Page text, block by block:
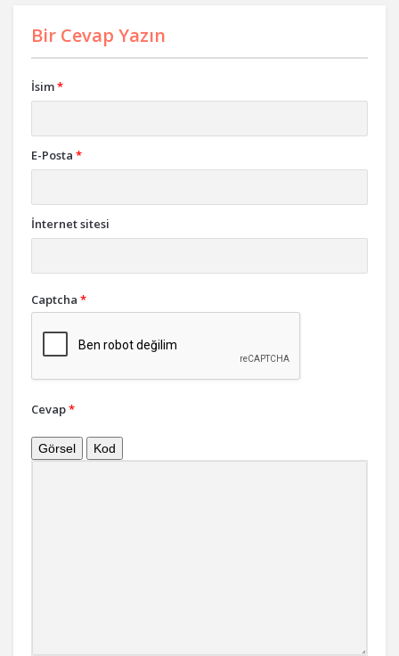
Bir Cevap Yazın
İsim*
E-Posta *
İnternet sitesi
Captcha *
Cevap*
Görsel Kod